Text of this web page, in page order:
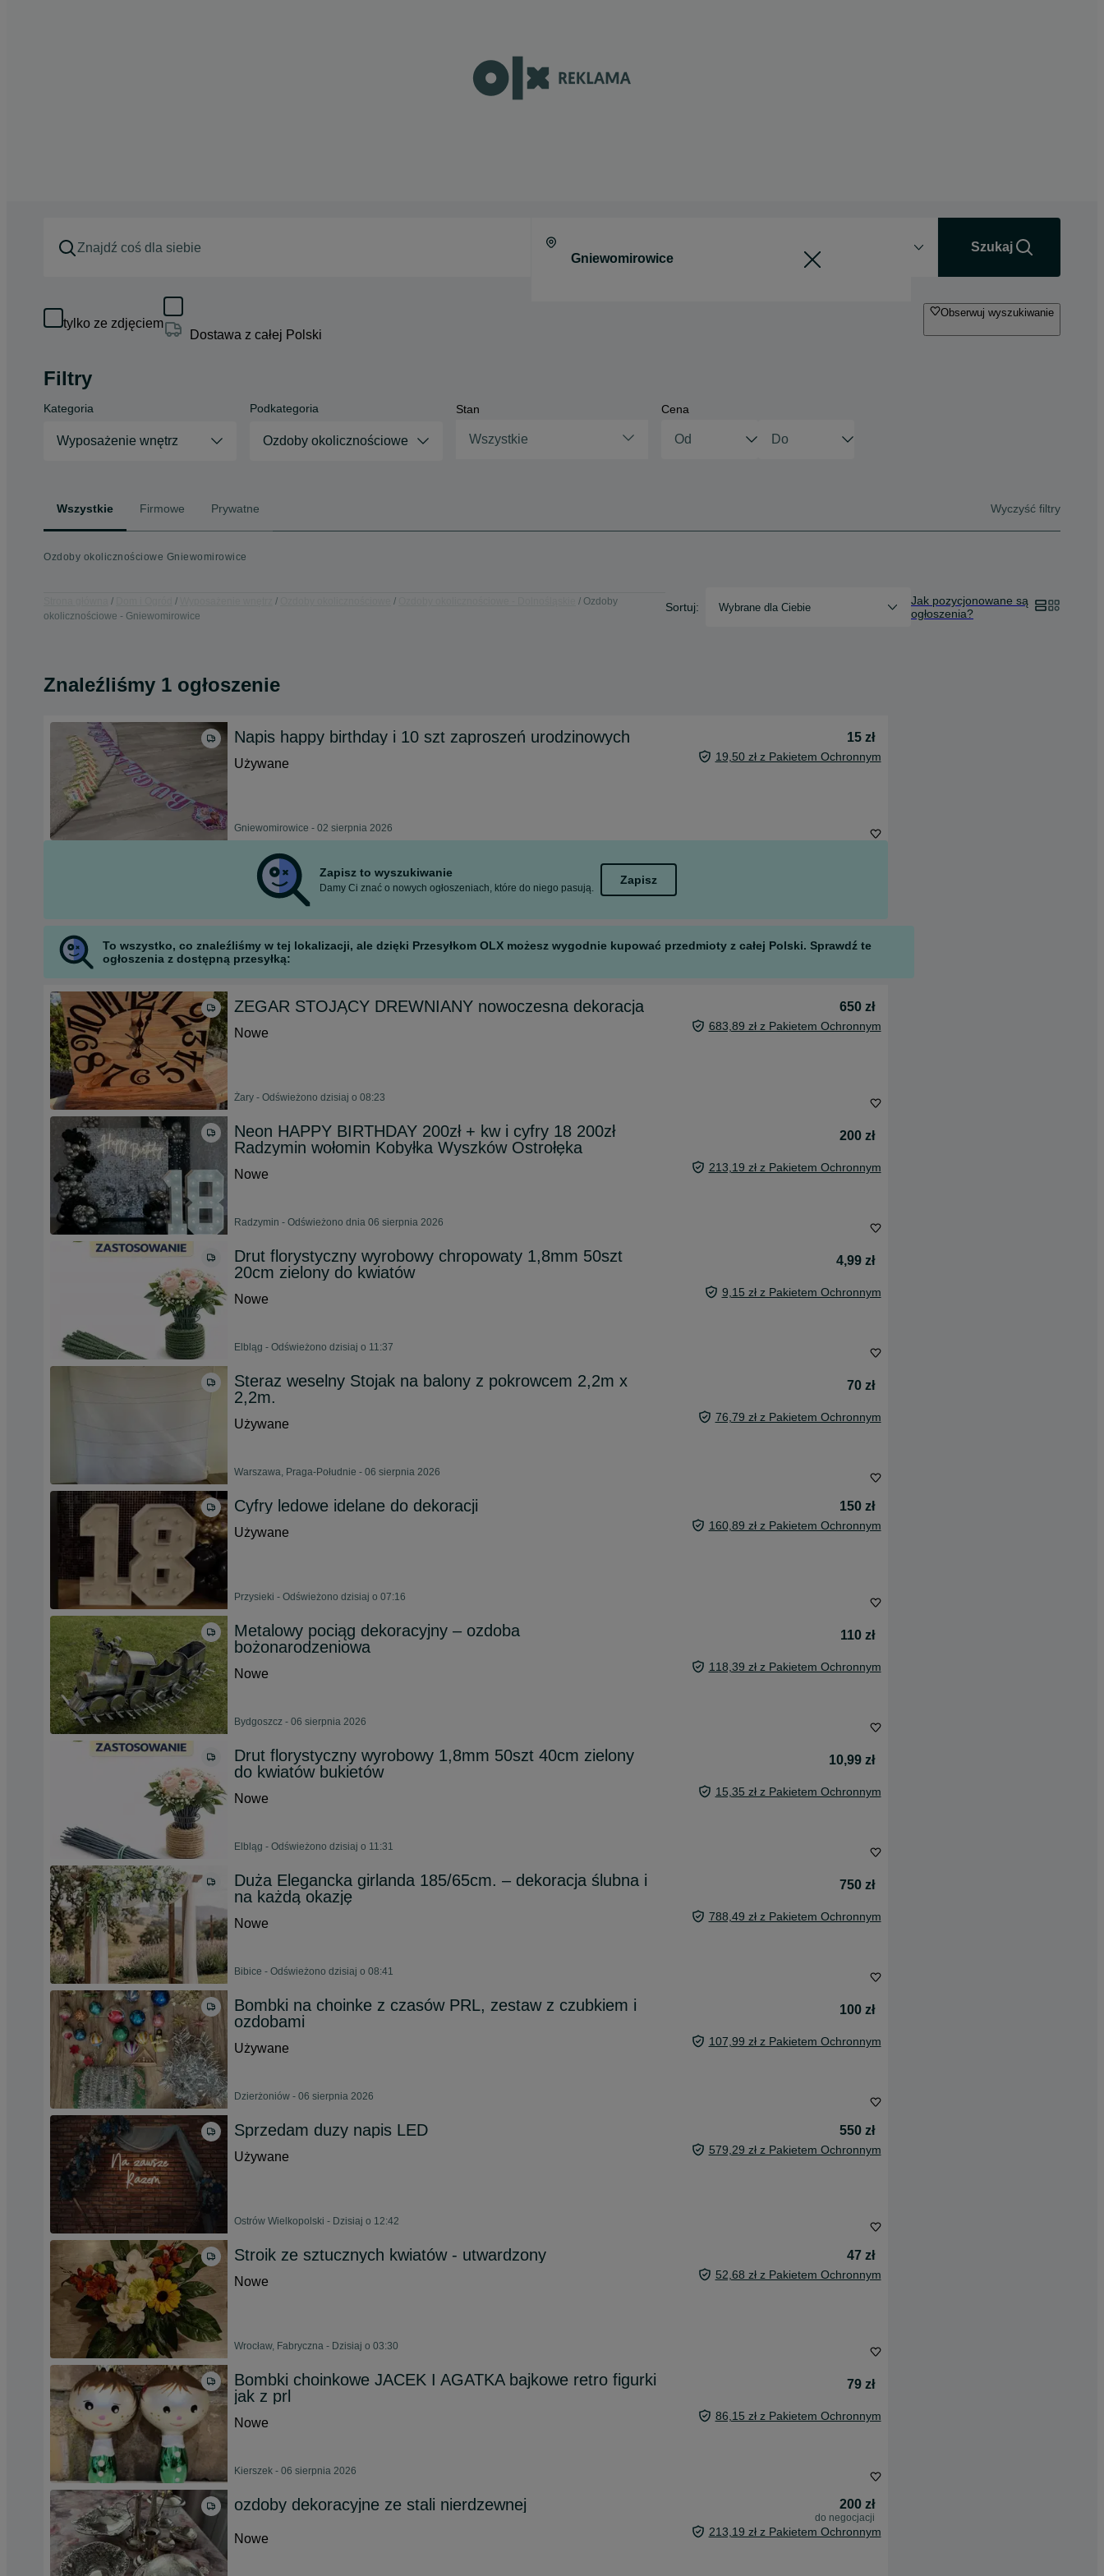
Szukaj
tylko ze zdjęciem
Dostawa z całej Polski
Obserwuj wyszukiwanie
Filtry
Kategoria
Wyposażenie wnętrz
Podkategoria
Ozdoby okolicznościowe
Stan
Wszystkie
Cena
Wszystkie Firmowe Prywatne Wyczyść filtry
Ozdoby okolicznościowe Gniewomirowice
Ozdoby
okolicznościowe - Gniewomirowice
Sortuj: Wybrane dla Ciebie
Jak pozycjonowane są
ogłoszenia?
Znaleźliśmy 1 ogłoszenie
Napis happy birthday i 10 szt zaproszeń urodzinowych
15 zł
Używane
19,50 zł z Pakietem Ochronnym
Gniewomirowice - 02 sierpnia 2026
Zapisz to wyszukiwanie
Damy Ci znać o nowych ogłoszeniach, które do niego pasują.
Zapisz
To wszystko, co znaleźliśmy w tej lokalizacji, ale dzięki Przesyłkom OLX możesz wygodnie kupować przedmioty z całej Polski. Sprawdź te
ogłoszenia z dostępną przesyłką:
ZEGAR STOJĄCY DREWNIANY nowoczesna dekoracja
650 zł
Nowe
683,89 zł z Pakietem Ochronnym
Żary - Odświeżono dzisiaj o 08:23
Neon HAPPY BIRTHDAY 200zł + kw i cyfry 18 200zł
Radzymin wołomin Kobyłka Wyszków Ostrołęka
200 zł
Nowe 213,19 zł z Pakietem Ochronnym
Radzymin - Odświeżono dnia 06 sierpnia 2026
Drut florystyczny wyrobowy chropowaty 1,8mm 50szt
20cm zielony do kwiatów
4,99 zł
Nowe 9,15 zł z Pakietem Ochronnym
Elbląg - Odświeżono dzisiaj o 11:37
Steraz weselny Stojak na balony z pokrowcem 2,2m x
2,2m.
70 zł
Używane 76,79 zł z Pakietem Ochronnym
Warszawa, Praga-Południe - 06 sierpnia 2026
Cyfry ledowe idelane do dekoracji
150 zł
Używane
160,89 zł z Pakietem Ochronnym
Przysieki - Odświeżono dzisiaj o 07:16
Metalowy pociąg dekoracyjny – ozdoba
bożonarodzeniowa
110 zł
Nowe 118,39 zł z Pakietem Ochronnym
Bydgoszcz - 06 sierpnia 2026
Drut florystyczny wyrobowy 1,8mm 50szt 40cm zielony
do kwiatów bukietów
10,99 zł
Nowe 15,35 zł z Pakietem Ochronnym
Elbląg - Odświeżono dzisiaj o 11:31
Duża Elegancka girlanda 185/65cm. – dekoracja ślubna i
na każdą okazję
750 zł
Nowe 788,49 zł z Pakietem Ochronnym
Bibice - Odświeżono dzisiaj o 08:41
Bombki na choinke z czasów PRL, zestaw z czubkiem i
ozdobami
100 zł
Używane 107,99 zł z Pakietem Ochronnym
Dzierżoniów - 06 sierpnia 2026
Sprzedam duzy napis LED
550 zł
Używane
579,29 zł z Pakietem Ochronnym
Ostrów Wielkopolski - Dzisiaj o 12:42
Stroik ze sztucznych kwiatów - utwardzony
47 zł
Nowe
52,68 zł z Pakietem Ochronnym
Wrocław, Fabryczna - Dzisiaj o 03:30
Bombki choinkowe JACEK I AGATKA bajkowe retro figurki
jak z prl
79 zł
Nowe 86,15 zł z Pakietem Ochronnym
Kierszek - 06 sierpnia 2026
ozdoby dekoracyjne ze stali nierdzewnej 200 zł
do negocjacji
Nowe 213,19 zł z Pakietem Ochronnym